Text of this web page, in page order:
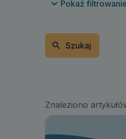
Pokaż
Szukaj
Znaleziono